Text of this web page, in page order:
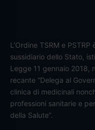
L’Ordine TSRM e
sussidiario dello Stato,
Legge 11 gennaio 2018,
recante “Delega al
clinica di medicinali
professioni sanitarie e
della Salute”.